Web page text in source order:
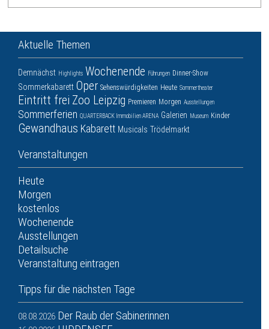
Aktuelle Themen
Demnächst Highlights Wochenende Führungen Dinner-Show
Sommerkabarett Oper Sehenswürdigkeiten Heute Sommertheater
Eintritt frei Zoo Leipzig Premieren Morgen Ausstellungen
Sommerferien QUARTERBACK Immobilien ARENA Galerien Museum Kinder
Gewandhaus Kabarett Musicals Trödelmarkt
Veranstaltungen
Heute
Morgen
kostenlos
Wochenende
Ausstellungen
Detailsuche
Veranstaltung eintragen
Tipps für die nächsten Tage
08.08.2026 Der Raub der Sabinerinnen